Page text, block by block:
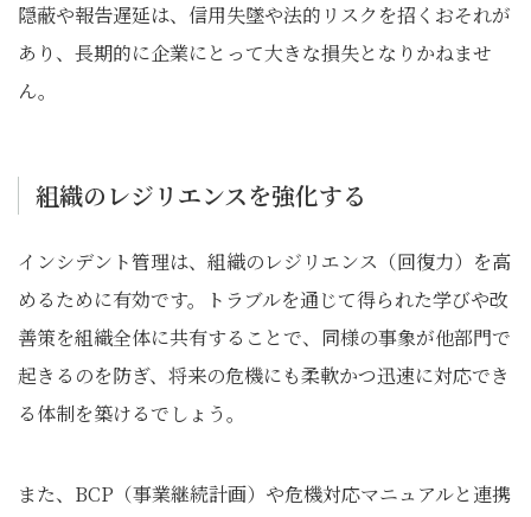
隠蔽や報告遅延は、信用失墜や法的リスクを招くおそれが
あり、長期的に企業にとって大きな損失となりかねませ
ん。
組織のレジリエンスを強化する
インシデント管理は、組織のレジリエンス（回復力）を高
めるために有効です。トラブルを通じて得られた学びや改
善策を組織全体に共有することで、同様の事象が他部門で
起きるのを防ぎ、将来の危機にも柔軟かつ迅速に対応でき
る体制を築けるでしょう。
また、BCP（事業継続計画）や危機対応マニュアルと連携